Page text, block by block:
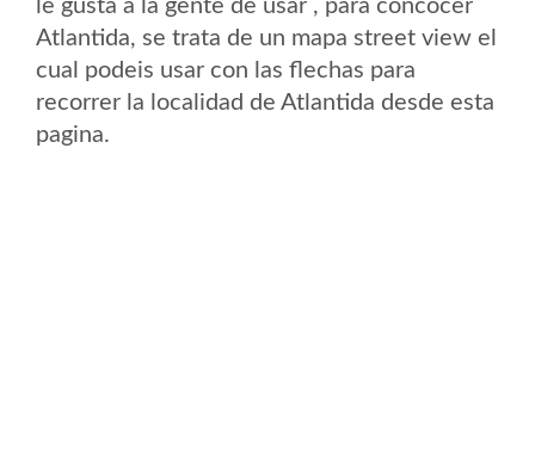
le gusta a la gente de usar , para concocer
Atlantida, se trata de un mapa street view el
cual podeis usar con las flechas para
recorrer la localidad de Atlantida desde esta
pagina.